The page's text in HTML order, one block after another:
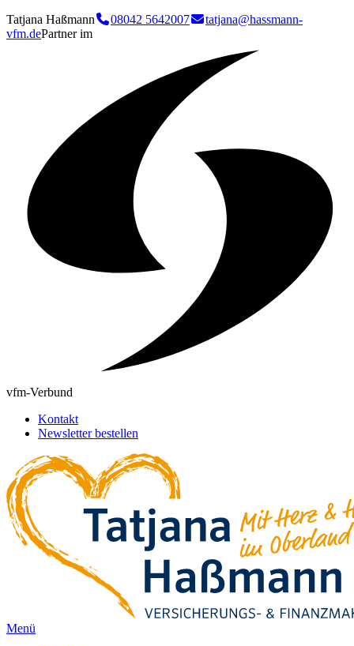
Tatjana Haßmann 08042 5642007
tatjana@hassmann-
vfm.dePartner im
vfm-Verbund
Kontakt
Newsletter bestellen
Menü